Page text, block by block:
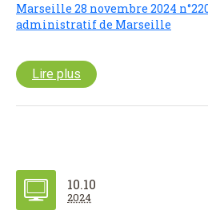
Marseille 28 novembre 2024
administratif de Marseille
Lire plus
10.10
2024